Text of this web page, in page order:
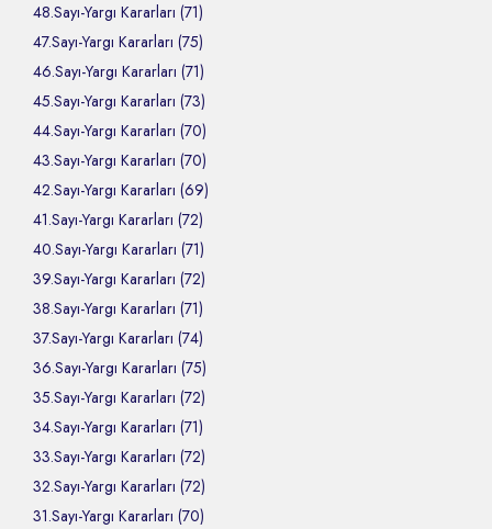
48.Sayı-Yargı Kararları (71)
47.Sayı-Yargı Kararları (75)
46.Sayı-Yargı Kararları (71)
45.Sayı-Yargı Kararları (73)
44.Sayı-Yargı Kararları (70)
43.Sayı-Yargı Kararları (70)
42.Sayı-Yargı Kararları (69)
41.Sayı-Yargı Kararları (72)
40.Sayı-Yargı Kararları (71)
39.Sayı-Yargı Kararları (72)
38.Sayı-Yargı Kararları (71)
37.Sayı-Yargı Kararları (74)
36.Sayı-Yargı Kararları (75)
35.Sayı-Yargı Kararları (72)
34.Sayı-Yargı Kararları (71)
33.Sayı-Yargı Kararları (72)
32.Sayı-Yargı Kararları (72)
31.Sayı-Yargı Kararları (70)